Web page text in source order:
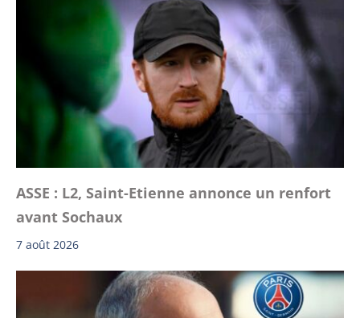
ASSE : L2, Saint-Etienne annonce un renfort
avant Sochaux
7 août 2026